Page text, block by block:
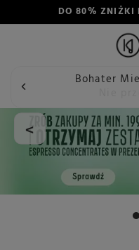
DO 80% ZNIŻKI
Bohater
<